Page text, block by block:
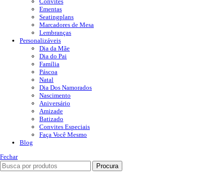
Ementas
Seatingplans
Marcadores de Mesa
Lembranças
Personalizáveis
Dia da Mãe
Dia do Pai
Família
Páscoa
Natal
Dia Dos Namorados
Nascimento
Aniversário
Amizade
Batizado
Convites Especiais
Faça Você Mesmo
Blog
Fechar
Procura